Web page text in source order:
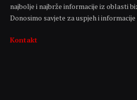
najbolje i najbrže informacije iz oblasti
Donosimo savjete za uspjeh i
Kontakt